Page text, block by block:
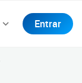
Entrar